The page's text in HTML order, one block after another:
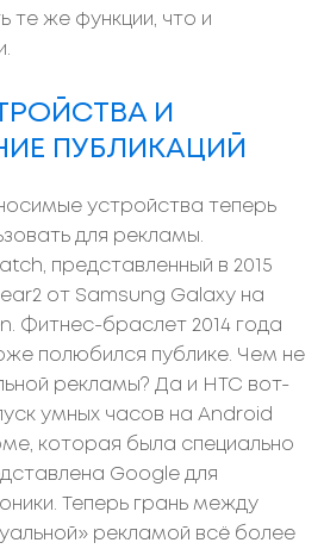
те же функции, что и
И
ПУБЛИКАЦИЙ
устройства теперь
для рекламы.
представленный в 2015
от Samsung Galaxy на
Фитнес-браслет 2014 года
полюбился публике. Чем не
рекламы? Да и HTC вот-
умных часов на Android
которая была специально
Google для
Теперь грань между
рекламой всё более